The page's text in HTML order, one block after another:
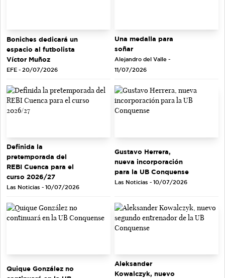
Boniches dedicará un
espacio al futbolista
Víctor Muñoz
EFE - 20/07/2026
Una medalla para
soñar
Alejandro del Valle -
11/07/2026
Definida la
pretemporada del
REBI Cuenca para el
curso 2026/27
Las Noticias - 10/07/2026
Gustavo Herrera,
nueva incorporación
para la UB Conquense
Las Noticias - 10/07/2026
Quique González no
Aleksander
Kowalczyk, nuevo